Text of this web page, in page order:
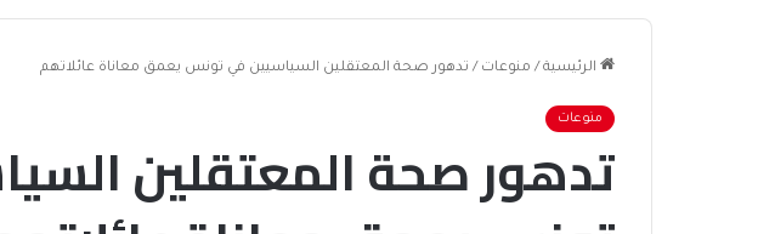
الرئيسية / منوعات / تدهور صحة المعتقلين السياسيين في تونس يعمق معاناة عائلاتهم
منوعات
تدهور صحة المعتقلين